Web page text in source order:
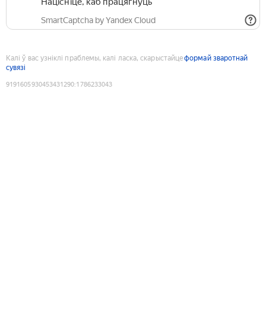
SmartCaptcha by Yandex Cloud
Калі ў вас узніклі праблемы, калі ласка, скарыстайцеформай зваротнай
сувязі
9191605930453431290:1786233043